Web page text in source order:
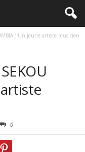
: Un jeune artiste musicien
0